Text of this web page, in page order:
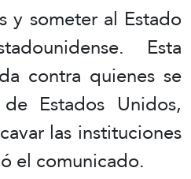
y someter al Estado
Esta
contra quienes se
Estados Unidos,
las instituciones
el comunicado.